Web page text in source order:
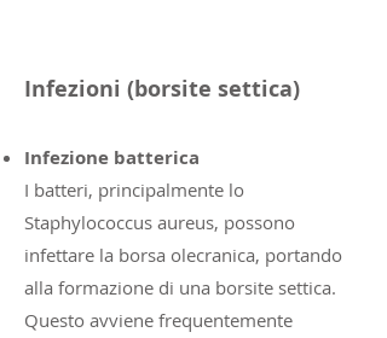
Infezioni (borsite settica)
Infezione batterica
I batteri, principalmente lo
Staphylococcus aureus, possono
infettare la borsa olecranica, portando
alla formazione di una borsite settica.
Questo avviene frequentemente